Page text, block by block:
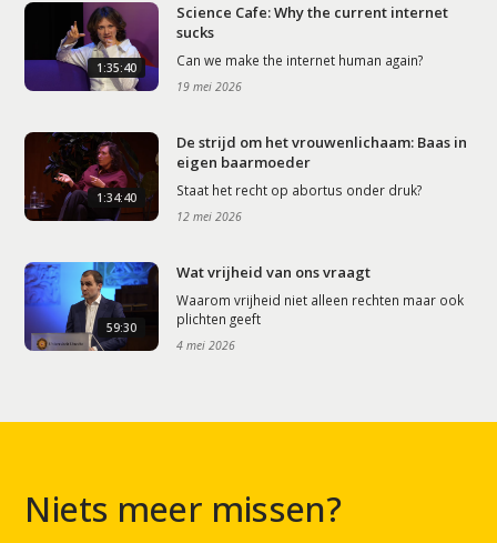
1:35:40
Science Cafe: Why the current internet
sucks
Can we make the internet human again?
19 mei 2026
1:34:40
De strijd om het vrouwenlichaam: Baas in
eigen baarmoeder
Staat het recht op abortus onder druk?
12 mei 2026
59:30
Wat vrijheid van ons vraagt
Waarom vrijheid niet alleen rechten maar ook
plichten geeft
4 mei 2026
Niets meer missen?